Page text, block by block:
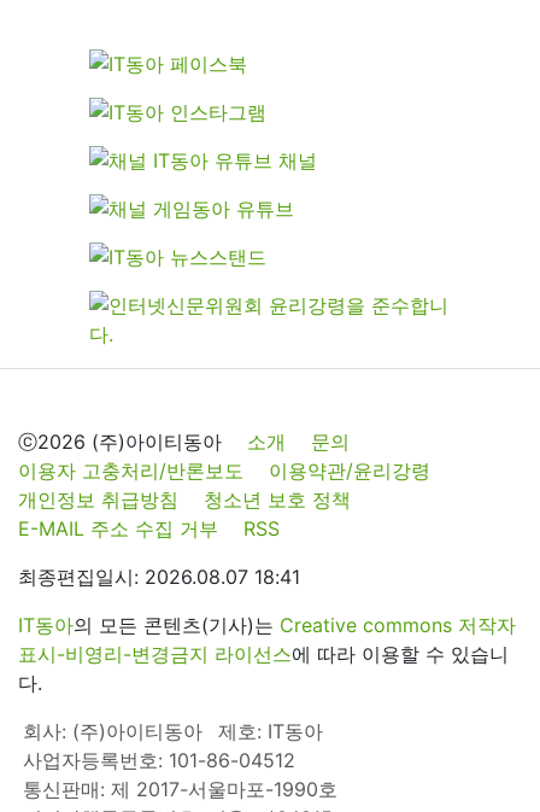
ⓒ2026 (주)아이티동아 소개
문의
이용자 고충처리/반론보도
이용약관/윤리강령
개인정보 취급방침
청소년 보호 정책
E-MAIL 주소 수집 거부
RSS
최종편집일시: 2026.08.07 18:41
IT동아의 모든 콘텐츠(기사)는 Creative commons 저작자
표시-비영리-변경금지 라이선스에 따라 이용할 수 있습니
다.
회사: (주)아이티동아
제호: IT동아
사업자등록번호: 101-86-04512
통신판매: 제 2017-서울마포-1990호